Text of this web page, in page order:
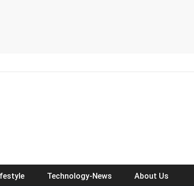
Technology-News About Us